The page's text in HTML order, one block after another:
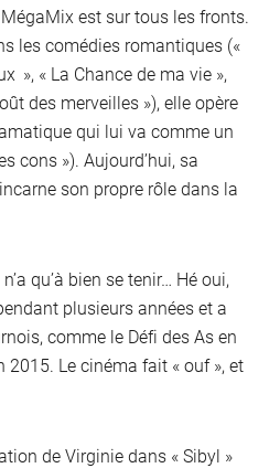
est sur tous les fronts.
les comédies romantiques («
», « La Chance de ma vie »,
des merveilles »), elle opère
qui lui va comme un
cons »). Aujourd’hui, sa
son propre rôle dans la
qu’à bien se tenir… Hé oui,
plusieurs années et a
comme le Défi des As en
2015. Le cinéma fait « ouf », et
de Virginie dans « Sibyl »